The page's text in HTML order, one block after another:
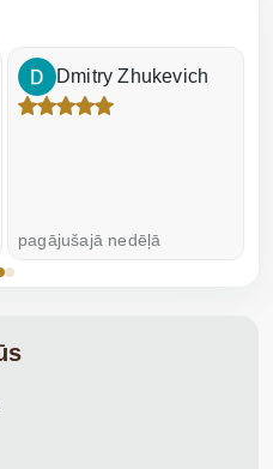
Dmitry Zhukevich
pagājušajā nedēļā